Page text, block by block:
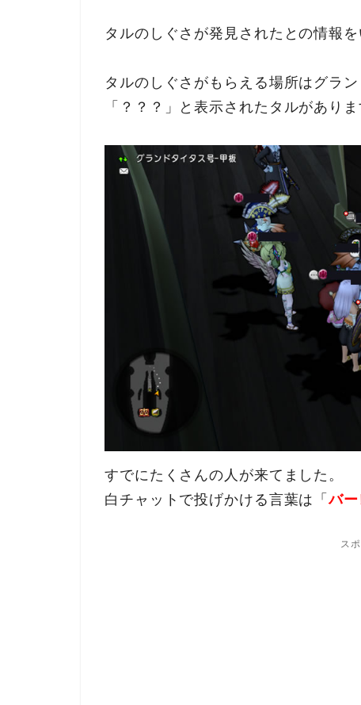
タルのしぐさが発見されたとの情報
タルのしぐさがもらえる場所はグラ
「？？？」と表示されたタルがありま
すでにたくさんの人が来てました。
白チャットで投げかける言葉は「バ
ス